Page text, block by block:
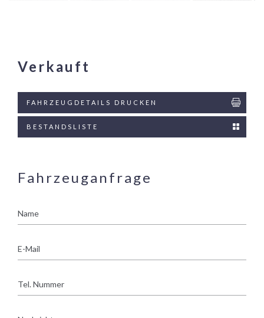
Verkauft
FAHRZEUGDETAILS DRUCKEN
BESTANDSLISTE
Fahrzeuganfrage
Mail
Nummer